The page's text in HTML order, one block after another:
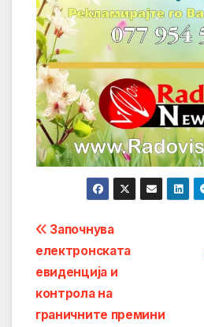
Post
navigation
Започнува
електронската
евиденција и
контрола на
граничните премини